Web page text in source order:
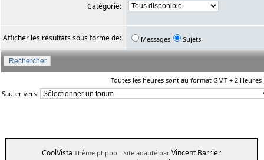
Catégorie:
Afficher les résultats sous forme de: Messages Sujets
Toutes les heures sont au format GMT + 2 Heures
Sauter vers:
CoolVista Thème phpbb - Site adapté par Vincent Barrier